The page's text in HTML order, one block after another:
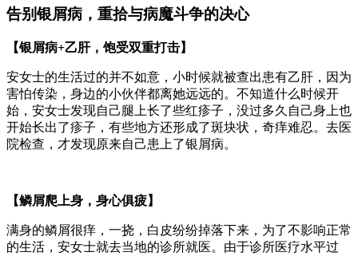
告别银屑病，重拾与病魔斗争的决心
【银屑病+乙肝，饱受双重打击】
安女士的生活过的并不如意，小时候就被查出患有乙肝，因为
害怕传染，身边的小伙伴都离她远远的。不知道什么时候开
始，安女士发现自己腿上长了些红疹子，没过多久自己身上也
开始长出了疹子，有些地方还形成了斑块状，奇痒难忍。去医
院检查，才发现原来自己患上了银屑病。
【鳞屑爬上身，身心俱疲】
满身的鳞屑很痒，一挠，白皮纷纷掉落下来，为了不影响正常
的生活，安女士就去当地的诊所就医。由于诊所医疗水平过